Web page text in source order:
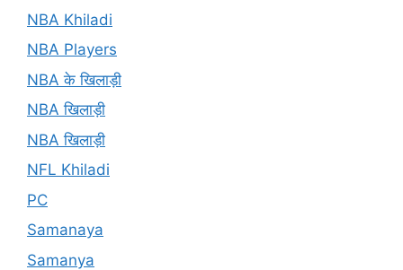
NBA Khiladi
NBA Players
NBA के खिलाड़ी
NBA खिलाड़ी
NBA खिलाड़ी
NFL Khiladi
PC
Samanaya
Samanya